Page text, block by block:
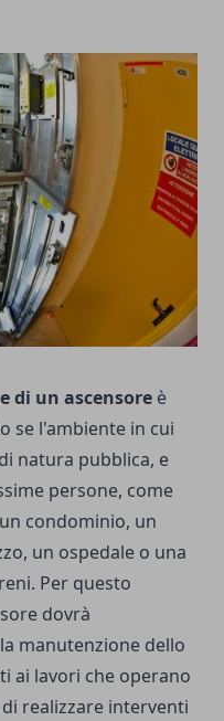
di un ascensore è
se l'ambiente in cui
natura pubblica, e
persone, come
condominio, un
un ospedale o una
Per questo
dovrà
manutenzione dello
ai lavori che operano
realizzare interventi